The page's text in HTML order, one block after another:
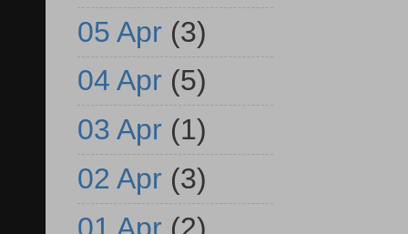
05 Apr (3)
04 Apr (5)
03 Apr (1)
02 Apr (3)
01 Apr (2)